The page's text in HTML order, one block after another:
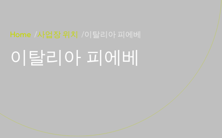
Home 사업장 위치 이탈리아 피에베
이탈리아 피에베